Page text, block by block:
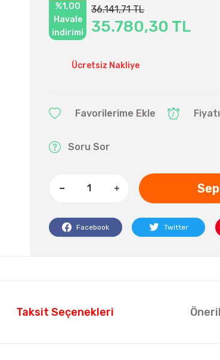
%1,00
Havale
indirimi
36.141,71 TL
35.780,30 TL
Ücretsiz Nakliye
Soru Sor
Facebook Twitter
Taksit Seçenekleri